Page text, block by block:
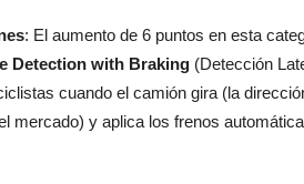
: El aumento de 6 puntos en esta
Detection with Braking (Detección
cuando el camión gira (la
mercado) y aplica los frenos